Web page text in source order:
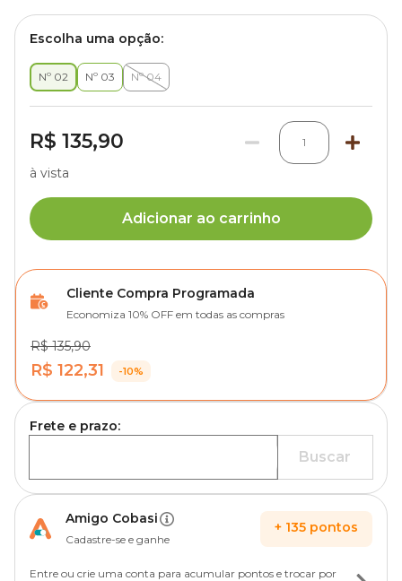
Escolha uma opção:
Nº 02 Nº 03 Nº 04
R$ 135,90 1
à vista
Adicionar ao carrinho
Cliente Compra Programada
Economiza 10% OFF em todas as compras
R$ 135,90
R$ 122,31 -10%
Frete e prazo:
Buscar
Amigo Cobasi
Cadastre-se e ganhe
+ 135 pontos
Entre ou crie uma conta para acumular pontos e trocar por